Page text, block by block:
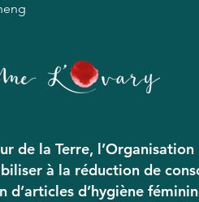
de la Terre,
à la réduction de
d’articles d’hygiène